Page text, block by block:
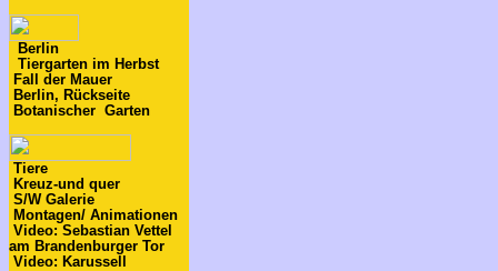
Berlin
Tiergarten im Herbst
Fall der Mauer
Berlin, Rückseite
Botanischer Garten
Tiere
Kreuz-und quer
S/W Galerie
Montagen/ Animationen
Video: Sebastian Vettel
am Brandenburger Tor
Video: Karussell